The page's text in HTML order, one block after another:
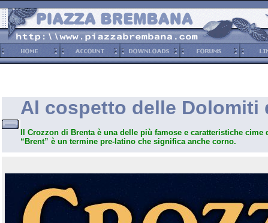
Al cospetto delle Dolomiti
Il Crozzon di Brenta è una delle più famose e caratteristiche
“Brent” è un termine pre-latino che significa anche corno.